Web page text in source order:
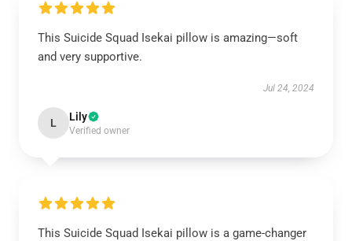
This Suicide Squad Isekai pillow is amazing—soft
and very supportive.
Jul 24, 2024
L Lily
Verified owner
This Suicide Squad Isekai pillow is a game-changer